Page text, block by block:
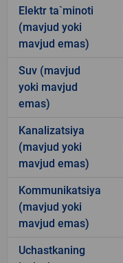
Elektr ta`minoti
(mavjud yoki
mavjud emas)
Suv (mavjud
yoki mavjud
emas)
Kanalizatsiya
(mavjud yoki
mavjud emas)
Kommunikatsiya
(mavjud yoki
mavjud emas)
Uchastkaning